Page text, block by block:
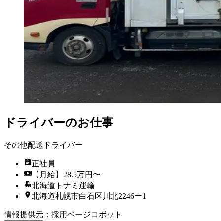
ドライバーのお仕事
その他配送ドライバー
正社員
【月給】28.5万円〜
北海道トナミ運輸
北海道札幌市白石区川北2246ー1
情報提供元 ： 採用ページコボット